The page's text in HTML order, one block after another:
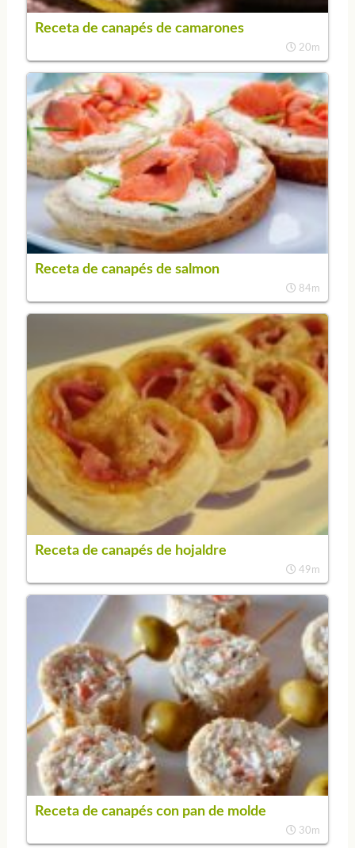
Receta de canapés de camarones
20m
Receta de canapés de salmon
84m
Receta de canapés de hojaldre
49m
Receta de canapés con pan de molde
30m